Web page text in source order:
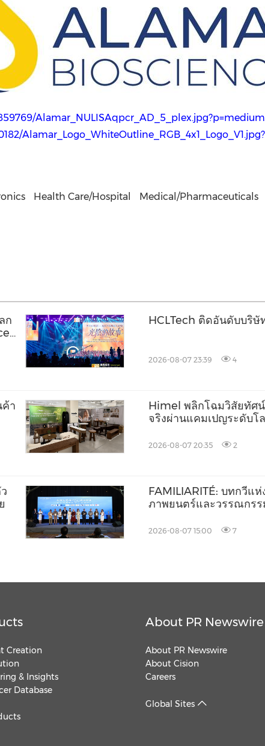
Health Care/Hospital Medical/Pharmaceuticals
ก
HCLTech ติดอันดับบริ
2026-08-07 23:39 4
า
Himel พลิกโฉมวิสัยทัศ
จริงผ่านแคมเปญระดับโ
2026-08-07 20:35 2
FAMILIARITÉ: บทกวีแ
ภาพยนตร์และวรรณกรร
2026-08-07 15:00 7
Creation
& Insights
Database
About PR Newswire
About PR Newswire
About Cision
Careers
Global Sites